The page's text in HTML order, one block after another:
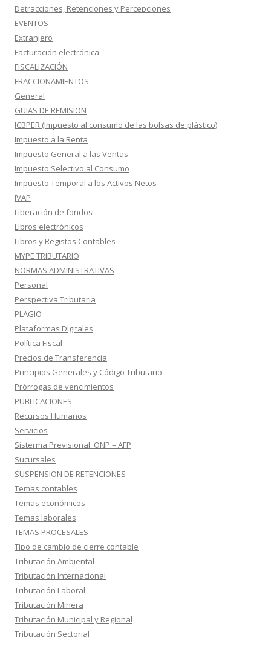
Detracciones, Retenciones y Percepciones
EVENTOS
Extranjero
Facturación electrónica
FISCALIZACIÓN
FRACCIONAMIENTOS
General
GUIAS DE REMISION
ICBPER (Impuesto al consumo de las bolsas de plástico)
Impuesto a la Renta
Impuesto General a las Ventas
Impuesto Selectivo al Consumo
Impuesto Temporal a los Activos Netos
IVAP
Liberación de fondos
Libros electrónicos
Libros y Registos Contables
MYPE TRIBUTARIO
NORMAS ADMINISTRATIVAS
Personal
Perspectiva Tributaria
PLAGIO
Plataformas Digitales
Política Fiscal
Precios de Transferencia
Principios Generales y Código Tributario
Prórrogas de vencimientos
PUBLICACIONES
Recursos Humanos
Servicios
Sisterma Previsional: ONP – AFP
Sucursales
SUSPENSION DE RETENCIONES
Temas contables
Temas económicos
Temas laborales
TEMAS PROCESALES
Tipo de cambio de cierre contable
Tributación Ambiental
Tributación Internacional
Tributación Laboral
Tributación Minera
Tributación Municipal y Regional
Tributación Sectorial